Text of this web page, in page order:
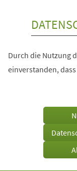
Durch die Nutzung
einverstanden,